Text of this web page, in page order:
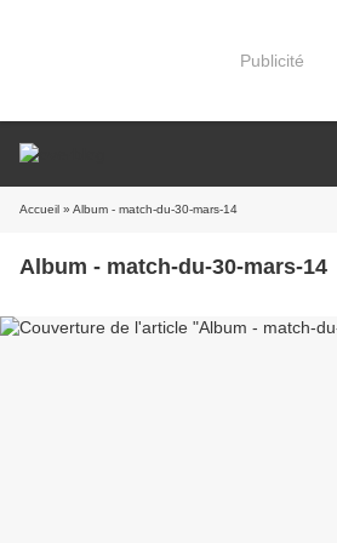
Publicité
Accueil » Album - match-du-30-mars-14
Album - match-du-30-mars-14